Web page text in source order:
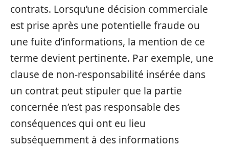
contrats. Lorsqu’une décision commerciale
est prise après une potentielle fraude ou
une fuite d’informations, la mention de ce
terme devient pertinente. Par exemple, une
clause de non-responsabilité insérée dans
un contrat peut stipuler que la partie
concernée n’est pas responsable des
conséquences qui ont eu lieu
subséquemment à des informations